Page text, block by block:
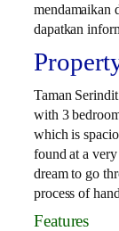
mendamaikan
dapatkan
Taman
with 3
which is
found at a
dream to go
process of
Features